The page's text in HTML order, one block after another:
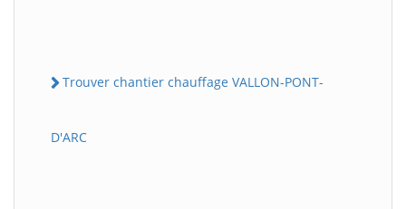
Trouver chantier chauffage VALLON-PONT-
D'ARC